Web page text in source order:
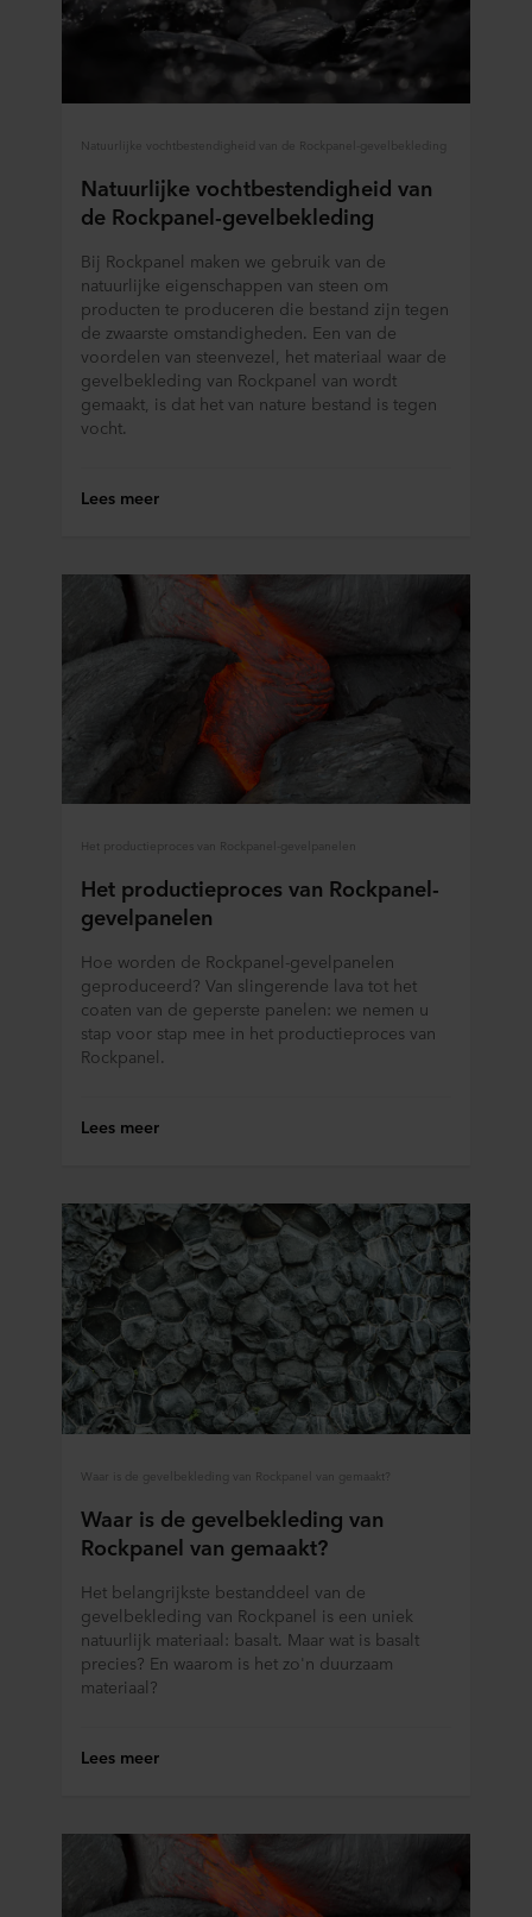
Natuurlijke vochtbestendigheid van de Rockpanel-gevelbekleding
Natuurlijke vochtbestendigheid van
de Rockpanel-gevelbekleding
Bij Rockpanel maken we gebruik van de
natuurlijke eigenschappen van steen om
producten te produceren die bestand zijn tegen
de zwaarste omstandigheden. Een van de
voordelen van steenvezel, het materiaal waar de
gevelbekleding van Rockpanel van wordt
gemaakt, is dat het van nature bestand is tegen
vocht.
Lees meer
Het productieproces van Rockpanel-gevelpanelen
Het productieproces van Rockpanel-
gevelpanelen
Hoe worden de Rockpanel-gevelpanelen
geproduceerd? Van slingerende lava tot het
coaten van de geperste panelen: we nemen u
stap voor stap mee in het productieproces van
Rockpanel.
Lees meer
Waar is de gevelbekleding van Rockpanel van gemaakt?
Waar is de gevelbekleding van
Rockpanel van gemaakt?
Het belangrijkste bestanddeel van de
gevelbekleding van Rockpanel is een uniek
natuurlijk materiaal: basalt. Maar wat is basalt
precies? En waarom is het zo'n duurzaam
materiaal?
Lees meer